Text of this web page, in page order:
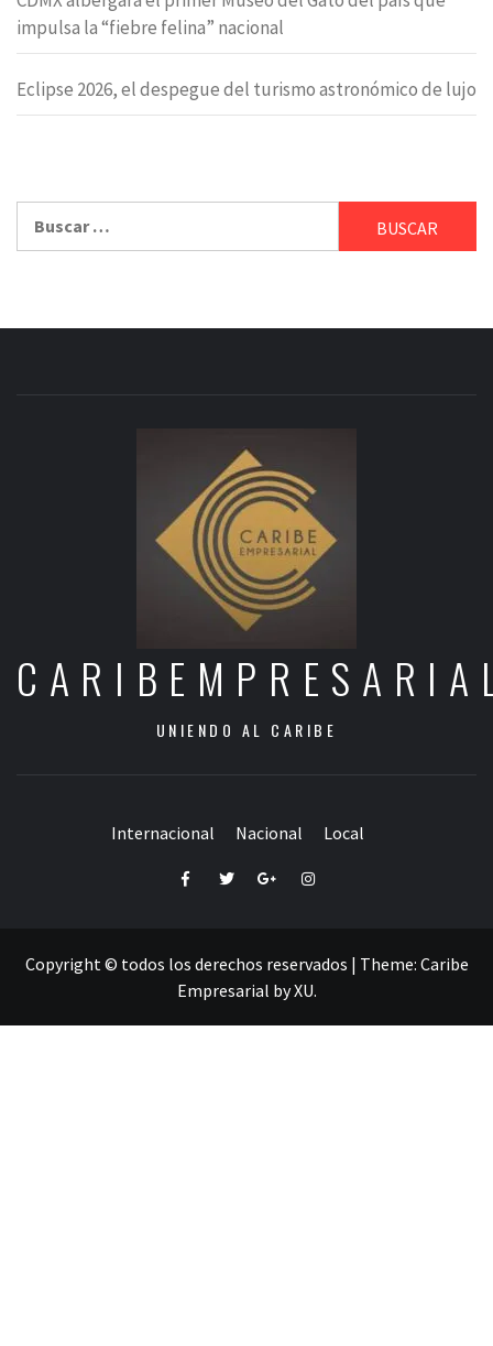
impulsa la “fiebre felina” nacional
Eclipse 2026, el despegue del turismo astronómico de lujo
UNIENDO AL CARIBE
Internacional Nacional Local
FacebookTwitterGoogle+Instagram
Copyright © todos los derechos reservados | Theme: Caribe
Empresarial byXU.